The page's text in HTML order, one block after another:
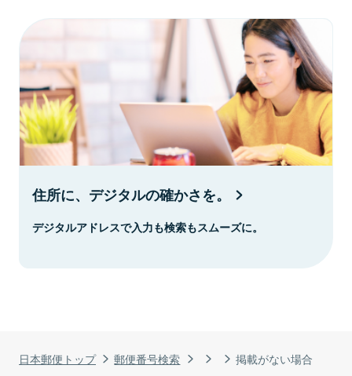
日本郵便トップ 郵便番号検索 掲載がない場合
住所に、デジタルの確かさを。
デジタルアドレスで入力も検索もスムーズに。